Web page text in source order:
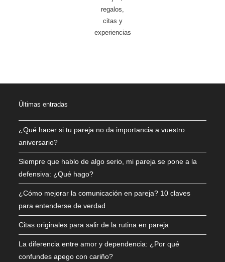
regalos,
citas y
experiencias
Últimas entradas
¿Qué hacer si tu pareja no da importancia a vuestro
aniversario?
Siempre que hablo de algo serio, mi pareja se pone a la
defensiva: ¿Qué hago?
¿Cómo mejorar la comunicación en pareja? 10 claves
para entenderse de verdad
Citas originales para salir de la rutina en pareja
La diferencia entre amor y dependencia: ¿Por qué
confundes apego con cariño?